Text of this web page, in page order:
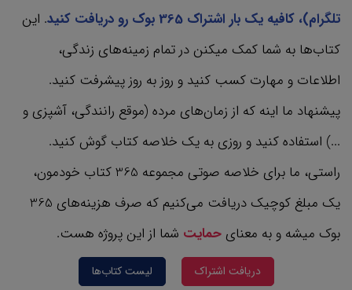
تلگرام)، کافیه یک بار اشتراک 365 بوک رو دریافت کنید
. این
کتاب‌ها به شما کمک میکنن در تمام زمینه‌های زندگی،
اطلاعات و مهارت کسب کنید و روز به روز پیشرفت کنید.
پیشنهاد ما اینه که از زمان‌های مرده (موقع رانندگی، آشپزی و
...) استفاده کنید و روزی به یک خلاصه کتاب گوش کنید.
راستی، ما برای خلاصه صوتی مجموعه 365 کتاب‌ خودمون،
یک مبلغ کوچیک دریافت می‌کنیم که صرف هزینه‌های 365
بوک میشه و به معنای حمایت شما از این پروژه هست.
دریافت اشتراک لیست کتاب‌ها